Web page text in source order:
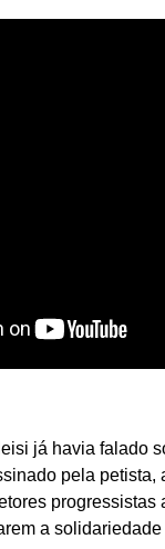
já havia falado
pela
a